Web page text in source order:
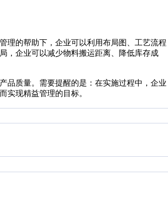
理的帮助下，企业可以利用布局图、工艺流程
，企业可以减少物料搬运距离、降低库存成
品质量。需要提醒的是：在实施过程中，企业
实现精益管理的目标。